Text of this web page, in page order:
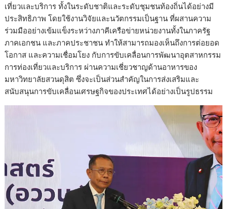
เที่ยวและบริการ ทั้งในระดับชาติและระดับชุมชนท้องถิ่นได้อย่างมี
ประสิทธิภาพ โดยใช้งานวิจัยและนวัตกรรมเป็นฐาน ที่ผสานความ
ร่วมมืออย่างเข้มแข็งระหว่างภาคีเครือข่ายหน่วยงานทั้งในภาครัฐ
ภาคเอกชน และภาคประชาชน ทำให้สามารถมองเห็นถึงการต่อยอด
โอกาส และความเชื่อมโยง กับการขับเคลื่อนการพัฒนาอุตสาหกรรม
การท่องเที่ยวและบริการ ผ่านความเชี่ยวชาญด้านอาหารของ
มหาวิทยาลัยสวนดุสิต ซึ่งจะเป็นส่วนสำคัญในการส่งเสริมและ
สนับสนุนการขับเคลื่อนเศรษฐกิจของประเทศได้อย่างเป็นรูปธรรม